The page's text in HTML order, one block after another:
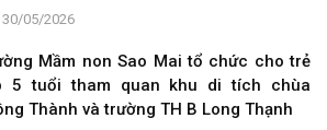
30/05/2026
Mầm non Sao Mai tổ chức cho trẻ
5 tuổi tham quan khu di tích chùa
Thành và trường TH B Long Thạnh